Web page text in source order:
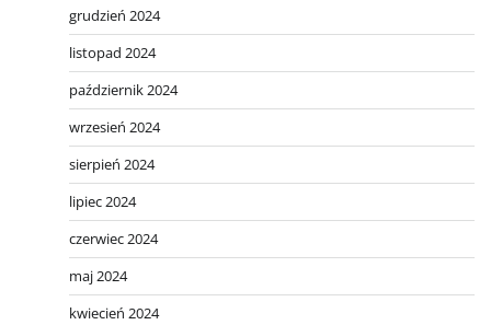
grudzień 2024
listopad 2024
październik 2024
wrzesień 2024
sierpień 2024
lipiec 2024
czerwiec 2024
maj 2024
kwiecień 2024